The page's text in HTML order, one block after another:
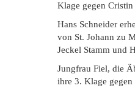
Klage gegen Cristin
Hans Schneider
von St. Johann zu
Jeckel Stamm und
Jungfrau Fiel, die
ihre 3. Klage